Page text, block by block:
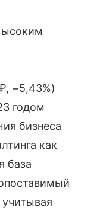
−5,43%)
годом
бизнеса
как
база